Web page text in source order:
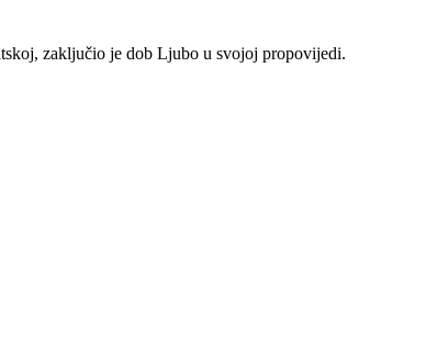
zaključio je dob Ljubo u svojoj propovijedi.